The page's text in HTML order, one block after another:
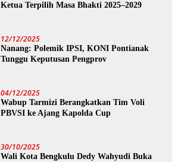
Ketua Terpilih Masa Bhakti 2025–2029
12/12/2025
Nanang: Polemik IPSI, KONI Pontianak
Tunggu Keputusan Pengprov
04/12/2025
Wabup Tarmizi Berangkatkan Tim Voli
PBVSI ke Ajang Kapolda Cup
30/10/2025
Wali Kota Bengkulu Dedy Wahyudi Buka